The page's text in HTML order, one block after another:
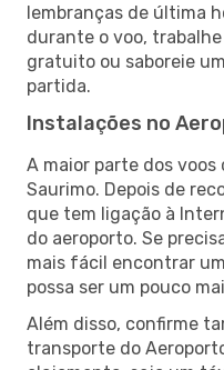
lembranças de última
durante o voo,
gratuito ou saboreie
partida.
Instalações no
A maior parte dos
Saurimo. Depois de
que tem ligação à
do aeroporto. Se
mais fácil encontrar
possa ser um pouco
Além disso, confirme
transporte do